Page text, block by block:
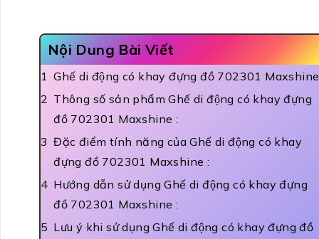
Nội Dung Bài Viết
Ghế di động có khay đựng đồ 702301 Maxshine
Thông số sản phẩm Ghế di động có khay đựng
đồ 702301 Maxshine :
Đặc điểm tính năng của Ghế di động có khay
đựng đồ 702301 Maxshine :
Hướng dẫn sử dụng Ghế di động có khay đựng
đồ 702301 Maxshine :
Lưu ý khi sử dụng Ghế di động có khay đựng đồ